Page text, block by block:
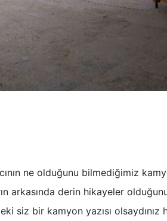
ne olduğunu bilmediğimiz
arkasında derin hikayeler
siz bir kamyon yazısı olsaydınız